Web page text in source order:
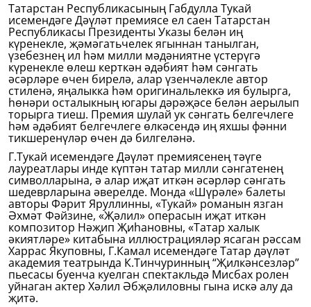
Татарстан Республикасының Габдулла Тукай
исемендәге Дәүләт премиясе ел саен Татарстан
Республикасы Президенты Указы белән иң
күренекле, җәмәгатьчелек ягыннан танылган,
үзебезнең ил һәм милли мәдәниятне үстерүгә
күренекле өлеш керткән әдәбият һәм сәнгать
әсәрләре өчен бирелә, алар үзенчәлекле автор
стиленә, яңалыкка һәм оригинальлеккә ия булырга,
һөнәри осталыкның югары дәрәҗәсе белән аерылып
торырга тиеш. Премия шулай ук сәнгать белгечлеге
һәм әдәбият белгечлеге өлкәсендә иң яхшы фәнни
тикшеренүләр өчен дә билгеләнә.
Г.Тукай исемендәге Дәүләт премиясенең тәүге
лауреатлары инде күптән татар милли сәнгатенең
символларына, ә алар иҗат иткән әсәрләр сәнгать
шедеврларына әверелде. Монда «Шүрәле» балеты
авторы Фәрит Яруллинны, «Тукай» романын язган
Әхмәт Фәйзине, «Җәлил» операсын иҗат иткән
композитор Нәҗип Җиһановны, «Татар халык
әкиятләре» китабына иллюстрацияләр ясаган рәссам
Харрас Якуповны, Г.Камал исемендәге Татар дәүләт
академия театрында К.Тинчуринның “Җилкәнсезләр”
пьесасы буенча куелган спектакльдә Мисбах ролен
уйнаган актер Хәлил Әбҗәлиловны гына искә алу да
җитә.